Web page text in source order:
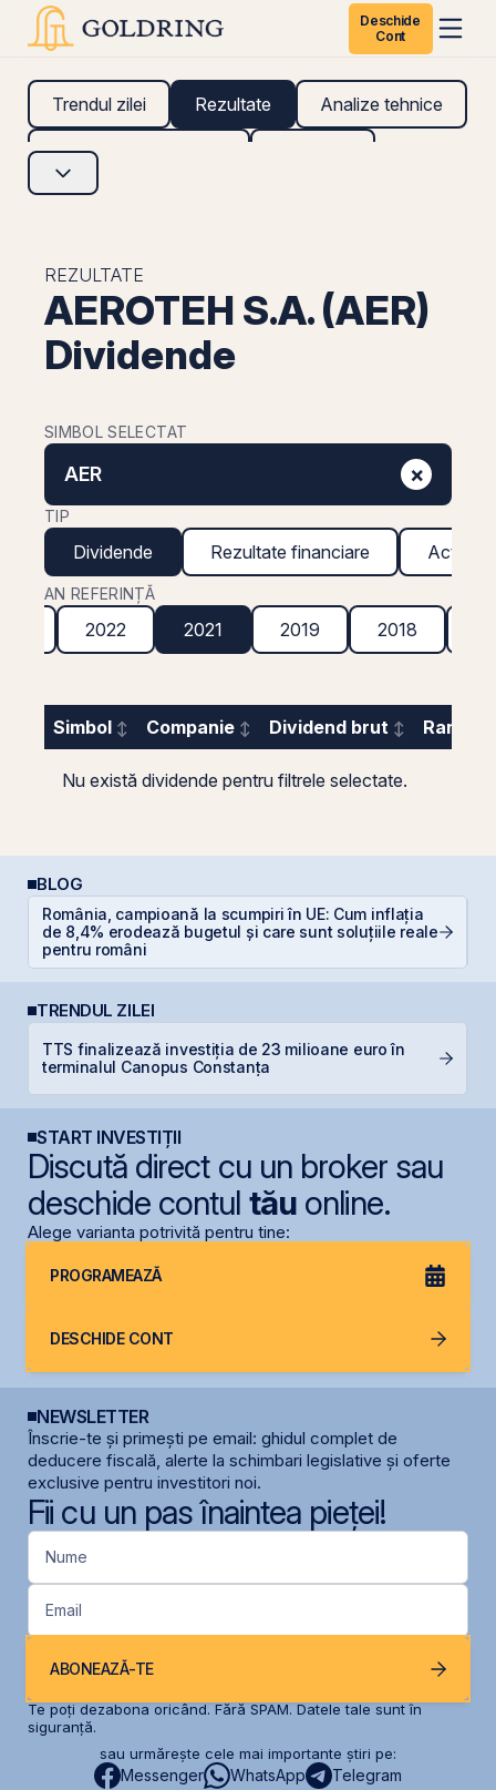
Deschide
Cont
Trendul zilei Rezultate Analize tehnice
Analize fundamentale
REZULTATE
AEROTEH S.A. (AER)
Dividende
SIMBOL SELECTAT
AER ×
TIP
Dividende Rezultate financiare Acțiuni
AN REFERINȚĂ
2022 2021 2019 2018
Simbol Companie Dividend brut
Nu există dividende pentru filtrele selectate.
BLOG
România, campioană la scumpiri în UE: Cum inflația
de 8,4% erodează bugetul și care sunt soluțiile reale
pentru români
TRENDUL ZILEI
TTS finalizează investiția de 23 milioane euro în
terminalul Canopus Constanța
START INVESTIȚII
Discută direct cu un broker sau
deschide contul tăuonline.
Alege varianta potrivită pentru tine:
PROGRAMEAZĂ
DESCHIDE CONT
NEWSLETTER
Înscrie-te și primești pe email: ghidul complet de
deducere fiscală, alerte la schimbari legislative și oferte
exclusive pentru investitori noi.
Fii cu un pas înaintea pieței!
Nume
Email
ABONEAZĂ-TE
Te poți dezabona oricând. Fără SPAM. Datele tale sunt în
siguranță.
sau urmărește cele mai importante știri pe:
Messenger WhatsApp Telegram